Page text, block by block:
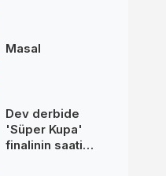
Masal
Dev derbide
'Süper Kupa'
finalinin saati